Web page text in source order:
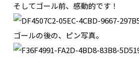
そしてゴール前、感動的です！
ゴールの後の、ピン写真。